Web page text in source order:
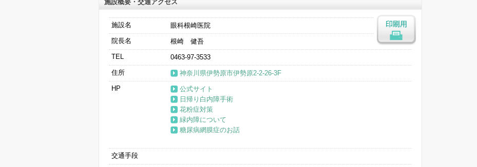
施設概要・交通アクセス
印刷用
施設名
眼科根崎医院
院長名
根崎 健吾
TEL
0463-97-3533
住所
神奈川県伊勢原市伊勢原2-2-26-3F
HP
公式サイト
日帰り白内障手術
花粉症対策
緑内障について
糖尿病網膜症のお話
交通手段